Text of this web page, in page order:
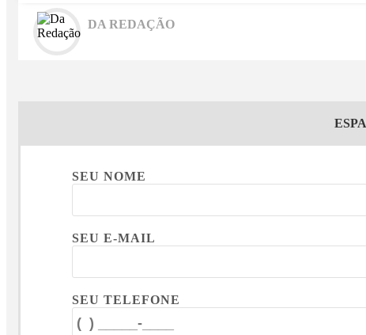
DA REDAÇÃO
SEU NOME
SEU E-MAIL
SEU TELEFONE